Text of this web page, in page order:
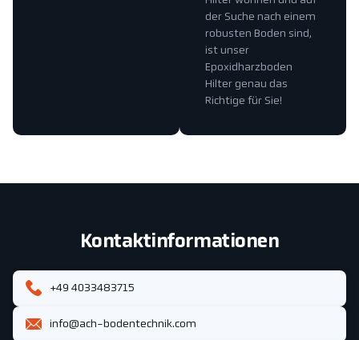
der Suche nach einem
robusten Boden sind,
ist unser
Epoxidharzboden
Hilter genau das
Richtige für Sie!
Kontaktinformationen
+49 4033483715
info@ach-bodentechnik.com